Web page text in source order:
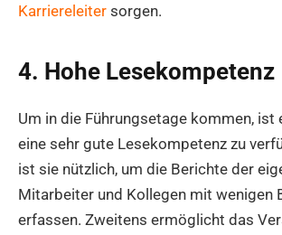
Karriereleiter sorgen.
4. Hohe Lesekompetenz
Um in die Führungsetage kommen, ist
eine sehr gute Lesekompetenz zu
ist sie nützlich, um die Berichte der
Mitarbeiter und Kollegen mit wenigen
erfassen. Zweitens ermöglicht das